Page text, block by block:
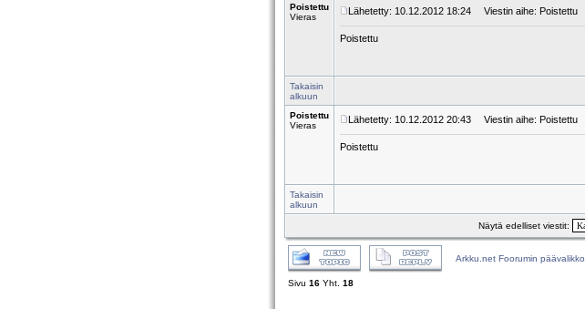
Poistettu
Vieras
Lähetetty: 10.12.2012 18:24 Viestin aihe: Poistettu
Poistettu
Takaisin
alkuun
Poistettu
Vieras
Lähetetty: 10.12.2012 20:43 Viestin aihe: Poistettu
Poistettu
Takaisin
alkuun
Näytä edelliset viestit:
Arkku.net Foorumin päävalikko
Sivu 16 Yht. 18